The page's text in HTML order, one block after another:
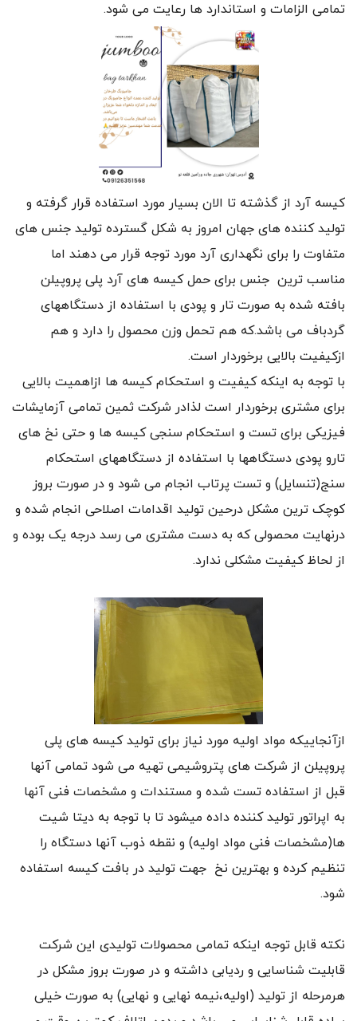
تمامی الزامات و استاندارد ها رعایت می شود.
کیسه آرد از گذشته تا الان بسیار مورد استفاده قرار گرفته و
تولید کننده های جهان امروز به شکل گسترده تولید جنس های
متفاوت را برای نگهداری آرد مورد توجه قرار می دهند اما
مناسب ترین جنس برای حمل کیسه های آرد پلی پروپیلن
بافته شده به صورت تار و پودی با استفاده از دستگاههای
گردباف می باشد.که هم تحمل وزن محصول را دارد و هم
ازکیفیت بالایی برخوردار است.
با توجه به اینکه کیفیت و استحکام کیسه ها ازاهمیت بالایی
برای مشتری برخوردار است لذادر شرکت ثمین تمامی آزمایشات
فیزیکی برای تست و استحکام سنجی کیسه ها و حتی نخ های
تارو پودی دستگاهها با استفاده از دستگاههای استحکام
سنج(تنسایل) و تست پرتاب انجام می شود و در صورت بروز
کوچک ترین مشکل درحین تولید اقدامات اصلاحی انجام شده و
درنهایت محصولی که به دست مشتری می رسد درجه یک بوده و
از لحاظ کیفیت مشکلی ندارد.
ازآنجاییکه مواد اولیه مورد نیاز برای تولید کیسه های پلی
پروپیلن از شرکت های پتروشیمی تهیه می شود تمامی آنها
قبل از استفاده تست شده و مستندات و مشخصات فنی آنها
به اپراتور تولید کننده داده میشود تا با توجه به دیتا شیت
ها(مشخصات فنی مواد اولیه) و نقطه ذوب آنها دستگاه را
تنظیم کرده و بهترین نخ جهت تولید در بافت کیسه استفاده
شود.
نکته قابل توجه اینکه تمامی محصولات تولیدی این شرکت
قابلیت شناسایی و ردیابی داشته و در صورت بروز مشکل در
هرمرحله از تولید (اولیه،نیمه نهایی و نهایی) به صورت خیلی